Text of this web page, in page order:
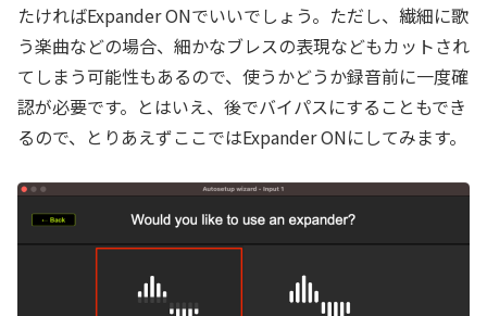
たければExpander ONでいいでしょう。ただし、繊細に歌
う楽曲などの場合、細かなブレスの表現などもカットされ
てしまう可能性もあるので、使うかどうか録音前に一度確
認が必要です。とはいえ、後でバイパスにすることもでき
るので、とりあえずここではExpander ONにしてみます。